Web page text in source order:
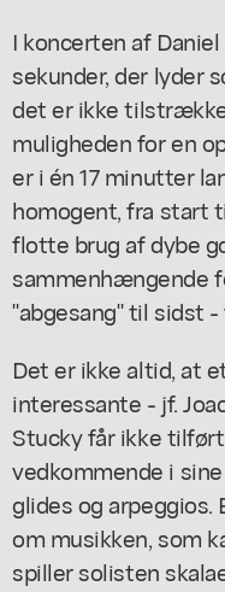
I koncerten af
sekunder, der lyder
det er ikke
muligheden for en
er i én 17 minutter
homogent, fra start
flotte brug af dybe
sammenhængende
"abgesang" til sidst
Det er ikke altid, at
interessante - jf.
Stucky får ikke
vedkommende i
glides og
om musikken, som
spiller solisten